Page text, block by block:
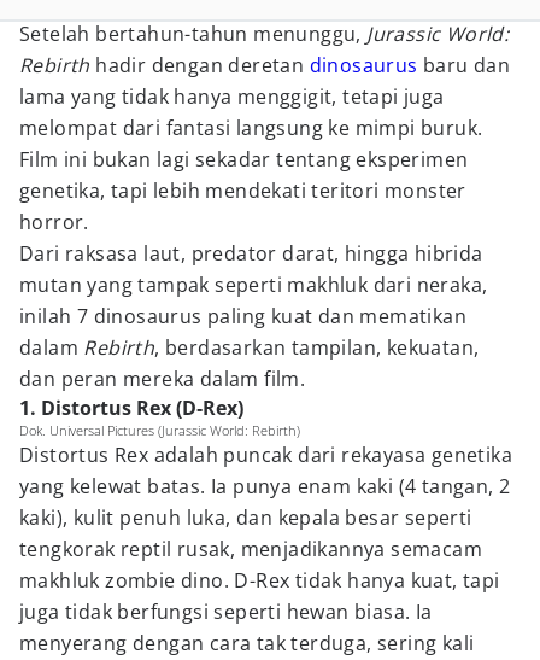
Setelah bertahun-tahun menunggu, Jurassic World:
Rebirth hadir dengan deretan dinosaurus baru dan
lama yang tidak hanya menggigit, tetapi juga
melompat dari fantasi langsung ke mimpi buruk.
Film ini bukan lagi sekadar tentang eksperimen
genetika, tapi lebih mendekati teritori monster
horror.
Dari raksasa laut, predator darat, hingga hibrida
mutan yang tampak seperti makhluk dari neraka,
inilah 7 dinosaurus paling kuat dan mematikan
dalam Rebirth, berdasarkan tampilan, kekuatan,
dan peran mereka dalam film.
1. Distortus Rex (D‑Rex)
Dok. Universal Pictures (Jurassic World: Rebirth)
Distortus Rex adalah puncak dari rekayasa genetika
yang kelewat batas. Ia punya enam kaki (4 tangan, 2
kaki), kulit penuh luka, dan kepala besar seperti
tengkorak reptil rusak, menjadikannya semacam
makhluk zombie dino. D-Rex tidak hanya kuat, tapi
juga tidak berfungsi seperti hewan biasa. Ia
menyerang dengan cara tak terduga, sering kali